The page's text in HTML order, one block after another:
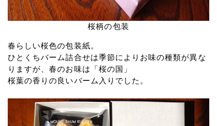
桜柄の包装
春らしい桜色の包装紙。
ひとくちバーム詰合せは季節によりお味の種類が異な
りますが、春のお味は「桜の国」
桜葉の香りの良いバーム入りでした。